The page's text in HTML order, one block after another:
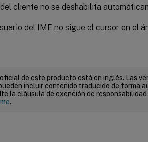
cliente no se deshabilita
del IME no sigue el cursor en el
de este producto está en inglés. Las
incluir contenido traducido de forma
la cláusula de exención de
.